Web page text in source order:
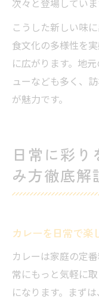
次々と登場していま
こうした新しい味
食文化の多様性を
に広がります。地
ューなども多く、
が魅力です。
日常に彩り
み方徹底解
カレーを日常で楽
カレーは家庭の定
常にもっと気軽に
になります。まず